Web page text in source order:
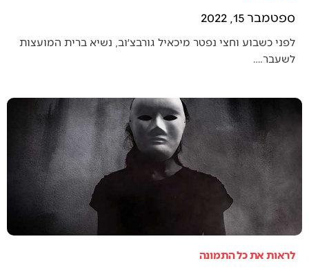
ספטמבר 15, 2022
לפני כשבוע וחצי נפטר מיכאיל גורבצ׳וב, נשיא ברית המועצות
לשעבר.…
לראות את כל התמונה